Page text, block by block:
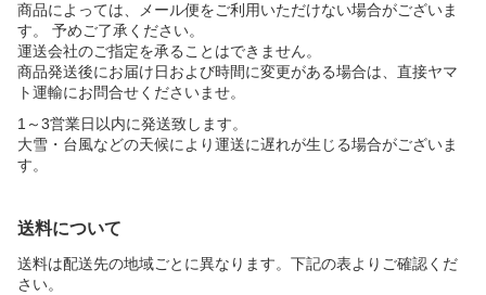
商品によっては、メール便をご利用いただけない場合がございま
す。 予めご了承ください。
運送会社のご指定を承ることはできません。
商品発送後にお届け日および時間に変更がある場合は、直接ヤマ
ト運輸にお問合せくださいませ。
1～3営業日以内に発送致します。
大雪・台風などの天候により運送に遅れが生じる場合がございま
す。
送料について
送料は配送先の地域ごとに異なります。下記の表よりご確認くだ
さい。